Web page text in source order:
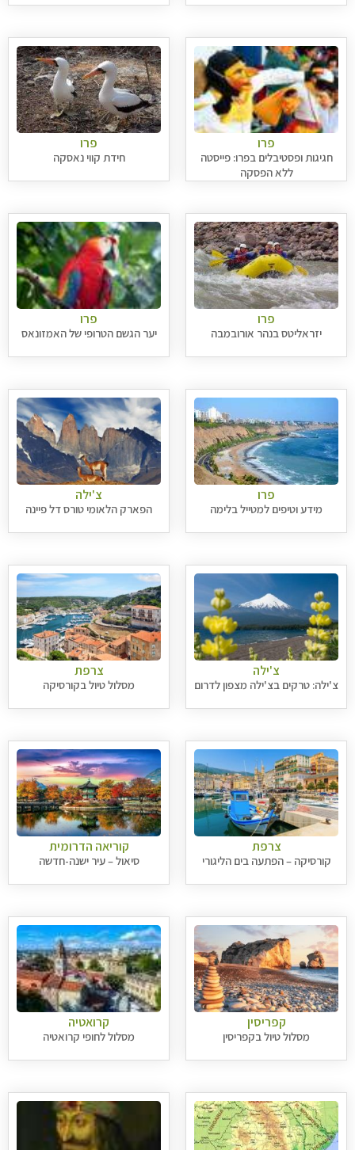
פרו
חגיגות ופסטיבלים בפרו: פייסטה
ללא הפסקה
פרו
חידת קווי נאסקה
פרו
יזראליטס בנהר אורובמבה
פרו
יער הגשם הטרופי של האמזונאס
פרו
מידע וטיפים למטייל בלימה
צ'ילה
הפארק הלאומי טורס דל פיינה
צ'ילה
צ'ילה: טרקים בצ'ילה מצפון לדרום
צרפת
מסלול טיול בקורסיקה
צרפת
קורסיקה – הפתעה בים הליגורי
קוריאה הדרומית
סיאול – עיר ישנה-חדשה
קפריסין
מסלול טיול בקפריסין
קרואטיה
מסלול לחופי קרואטיה